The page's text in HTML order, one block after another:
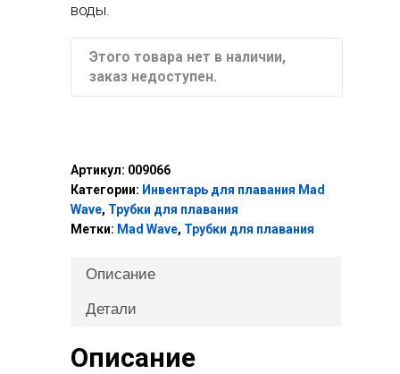
воды.
Этого товара нет в наличии,
заказ недоступен.
Артикул: 009066
Категории: Инвентарь для плавания Mad
Wave, Трубки для плавания
Метки: Mad Wave, Трубки для плавания
Описание
Детали
Описание